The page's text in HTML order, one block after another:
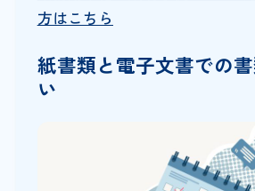
方はこちら
紙書類と電子文書での
い